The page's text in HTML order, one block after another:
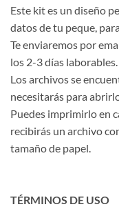
Este kit es un diseño
datos de tu peque,
Te enviaremos por
los 2-3 días laborables.
Los archivos se
necesitarás para
Puedes imprimirlo en
recibirás un archivo
tamaño de papel.
TÉRMINOS DE USO